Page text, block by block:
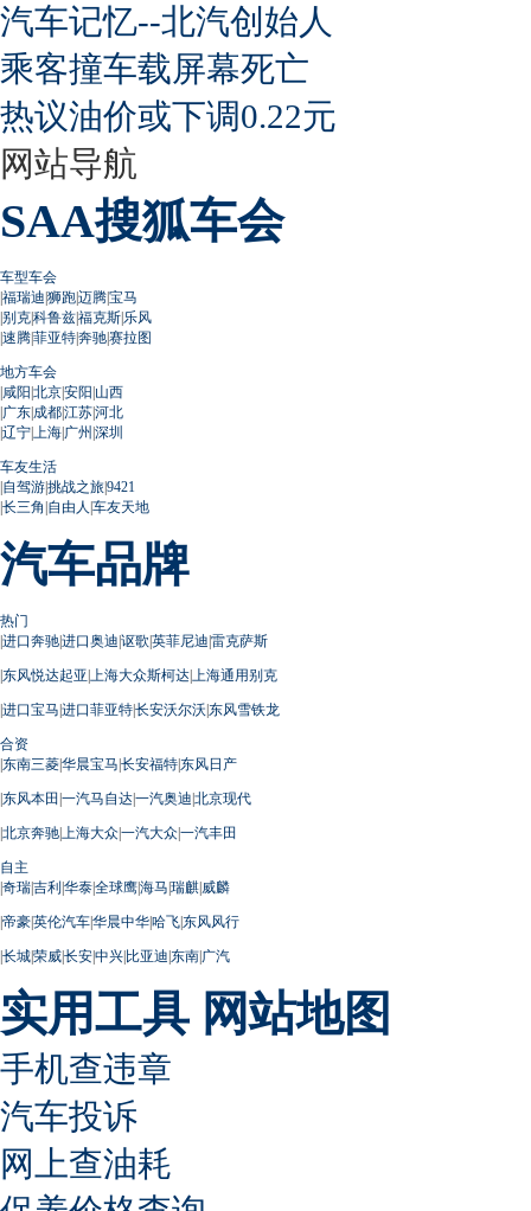
汽车记忆--北汽创始人
乘客撞车载屏幕死亡
热议油价或下调0.22元
网站导航
SAA搜狐车会
车型车会
|福瑞迪|狮跑|迈腾|宝马
|别克|科鲁兹|福克斯|乐风
|速腾|菲亚特|奔驰|赛拉图
地方车会
|咸阳|北京|安阳|山西
|广东|成都|江苏|河北
|辽宁| 上海|广州 |深圳
车友生活
|自驾游|挑战之旅|9421
|长三角 |自由人 |车友天地
汽车品牌
热门
|进口奔驰|进口奥迪|讴歌|英菲尼迪|雷克萨斯
|东风悦达起亚| 上海大众斯柯达| 上海通用别克
|进口宝马|进口菲亚特|长安沃尔沃|东风雪铁龙
合资
|东南三菱|华晨宝马|长安福特|东风日产
|东风本田 |一汽马自达|一汽奥迪|北京现代
|北京奔驰| 上海大众|一汽大众|一汽丰田
自主
|奇瑞|吉利|华泰|全球鹰|海马|瑞麒|威麟
|帝豪|英伦汽车|华晨中华|哈飞|东风风行
|长城|荣威|长安|中兴|比亚迪|东南|广汽
实用工具 网站地图
手机查违章
汽车投诉
网上查油耗